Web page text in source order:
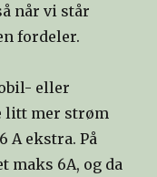
når vi står
fordeler.
eller
litt mer strøm
A ekstra. På
maks 6A, og da